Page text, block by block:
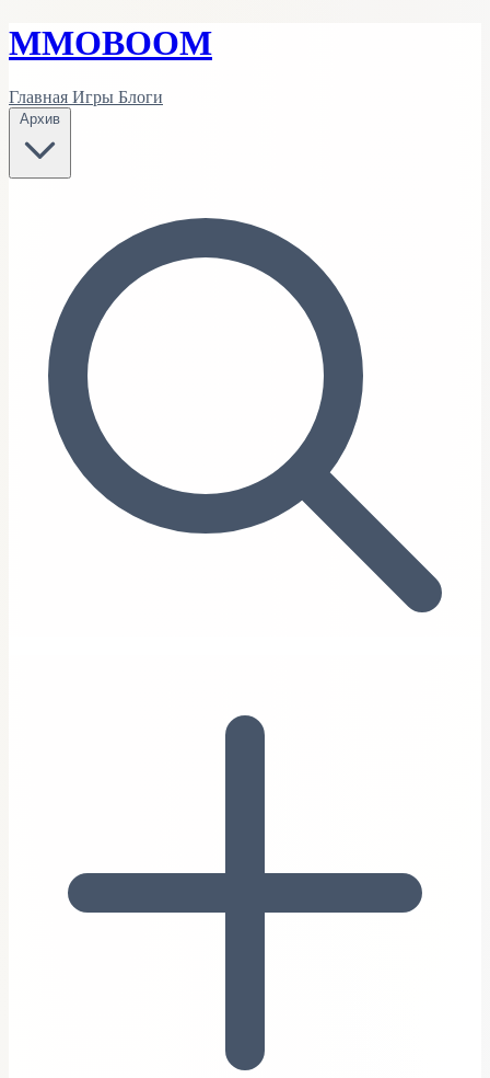
MMOBOOM
Главная Игры Блоги
Архив